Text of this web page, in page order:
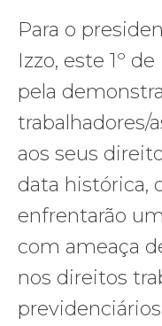
Para o
Izzo, este 1º
pela
trabalhadores/
aos seus
data histórica,
enfrentarão
com ameaça
nos direitos